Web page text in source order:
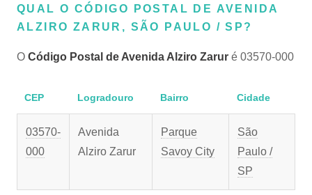
QUAL O CÓDIGO POSTAL DE AVENIDA
ALZIRO ZARUR, SÃO PAULO / SP?
O Código Postal de Avenida Alziro Zarur é 03570-000
CEP Logradouro Bairro Cidade
03570-
000
Avenida
Alziro Zarur
Parque
Savoy City
São
Paulo /
SP